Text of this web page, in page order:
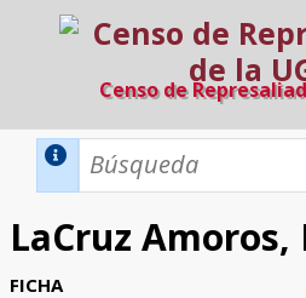
Censo de
Inicio
Búsqueda
Búsqueda
LaCruz Amoros,
FICHA